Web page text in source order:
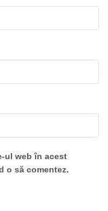
ul web în acest
o să comentez.